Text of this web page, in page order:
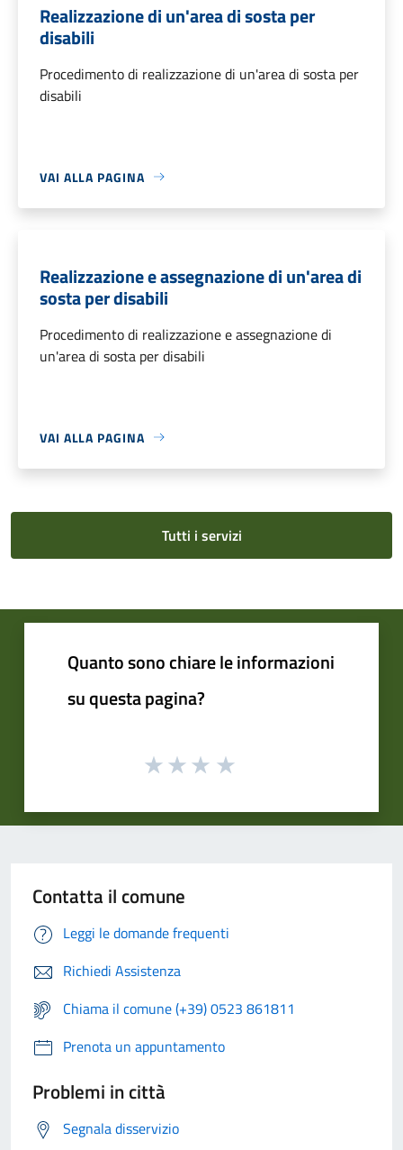
Realizzazione di un'area di sosta per
disabili
Procedimento di realizzazione di un'area di sosta per
disabili
VAI ALLA PAGINA
Realizzazione e assegnazione di un'area di
sosta per disabili
Procedimento di realizzazione e assegnazione di
un'area di sosta per disabili
VAI ALLA PAGINA
Tutti i servizi
Quanto sono chiare le informazioni
su questa pagina?
Contatta il comune
Leggi le domande frequenti
Richiedi Assistenza
Chiama il comune (+39) 0523 861811
Prenota un appuntamento
Problemi in città
Segnala disservizio